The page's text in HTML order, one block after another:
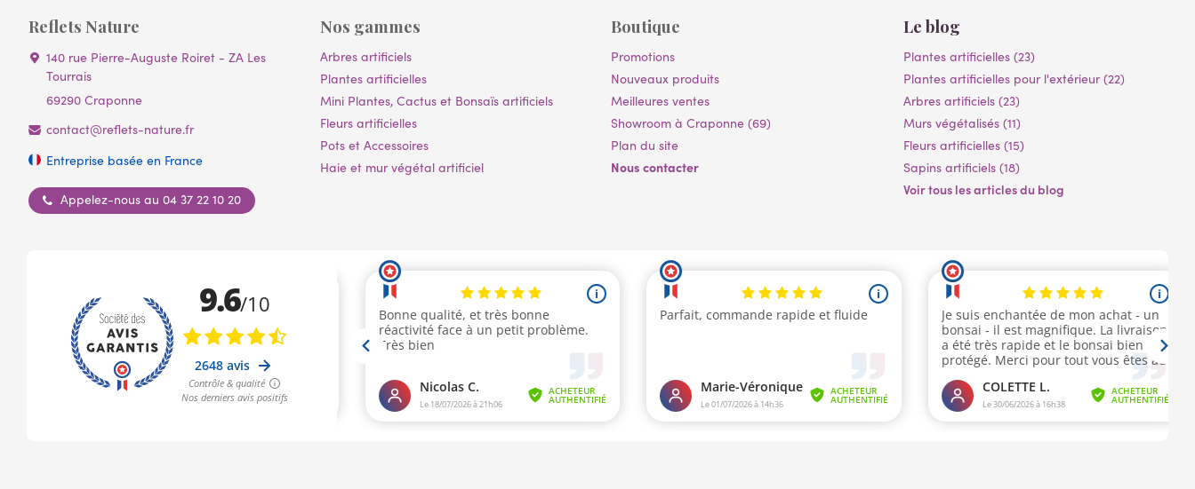
Reflets Nature
140 rue Pierre-Auguste Roiret - ZA Les
Tourrais
69290 Craponne
contact@reflets-nature.fr
Entreprise basée en France
Appelez-nous au 04 37 22 10 20
Nos gammes
Arbres artificiels
Plantes artificielles
Mini Plantes, Cactus et Bonsaïs artificiels
Fleurs artificielles
Pots et Accessoires
Haie et mur végétal artificiel
Boutique
Promotions
Nouveaux produits
Meilleures ventes
Showroom à Craponne (69)
Plan du site
Nous contacter
Le blog
Plantes artificielles (23)
Plantes artificielles pour l'extérieur (22)
Arbres artificiels (23)
Murs végétalisés (11)
Fleurs artificielles (15)
Sapins artificiels (18)
Voir tous les articles du blog